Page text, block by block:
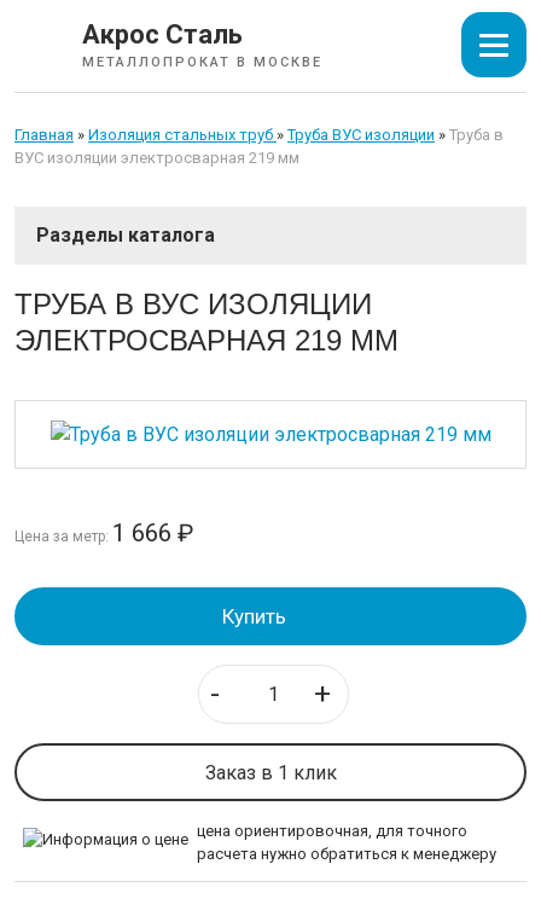
Акрос Сталь
МЕТАЛЛОПРОКАТ В МОСКВЕ
Главная » Изоляция стальных труб »Труба ВУС изоляции » Труба в
ВУС изоляции электросварная 219 мм
СОРТОВОЙ ПРОКАТ
ТРУБЫ
ИЗОЛЯЦИЯ СТАЛЬНЫХ ТРУБ
Труба ВУС изоляции
Отводы стальные с ЦПП
ТРУБОПРОВОДНАЯ АРМАТУРА
НЕРЖАВЕЙКА
СЕТКА
ТРУБА В ВУС ИЗОЛЯЦИИ
ЭЛЕКТРОСВАРНАЯ 219 ММ
Цена за метр: 1 666 ₽
Купить
- +
Заказ в 1 клик
цена ориентировочная, для точного
расчета нужно обратиться к менеджеру